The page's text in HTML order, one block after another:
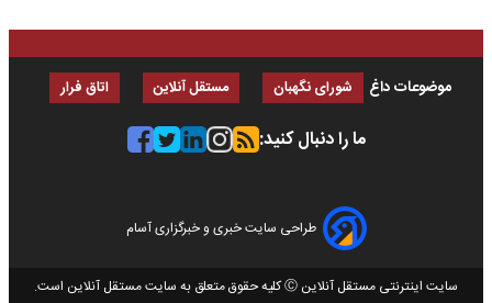
موضوعات داغ شورای نگهبان مستقل آنلاین اتاق فرار
ما را دنبال کنید:
طراحی سایت خبری و خبرگزاری آسام
سایت اینترنتی مستقل آنلاین Ⓒ کلیه حقوق متعلق به سایت مستقل آنلاین است.